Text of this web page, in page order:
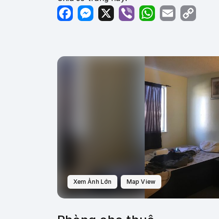
FacebookMessenger
X Viber WhatsApp
Email
Xem Ảnh Lớn Map View